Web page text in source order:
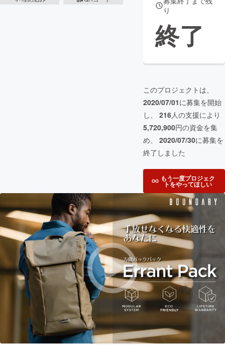
り
終了
このプロジェクトは、
2020/07/01に募集を開始
し、 216人の支援により
5,720,900円の資金を集
め、 2020/07/30に募集を
終了しました
もう一度プロジェク
トをやってほしい